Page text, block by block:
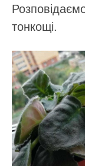
тонкощі.